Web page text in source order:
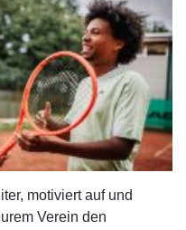
motiviert auf und
Verein den